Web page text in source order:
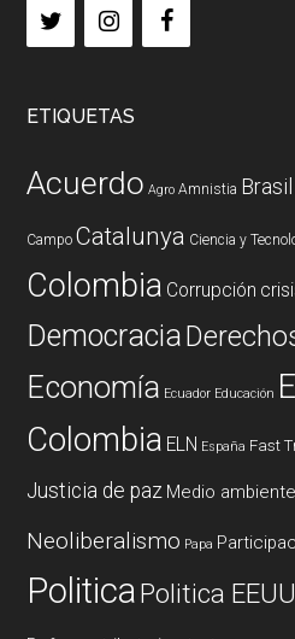
ETIQUETAS
Acuerdo Agro Amnistia Brasil
Campo Catalunya Ciencia y
Colombia Corrupción
Democracia
Economía Ecuador Educación
Colombia ELN España Fast
Justicia de paz Medio ambiente
Neoliberalismo Papa
PoliticaPolitica EEUU